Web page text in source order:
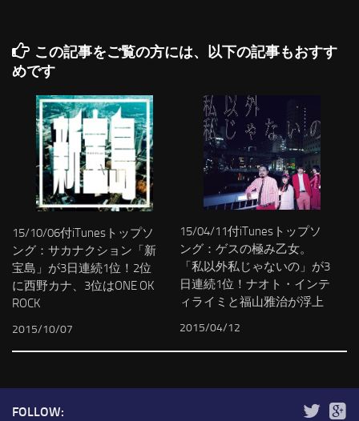
この記事をご覧の方には、以下の記事もおすす
めです
15/10/06付iTunesトップソ
ング：サカナクション「新
宝島」が3日連続1位！2位
に西野カナ、3位はONE OK
ROCK
2015/10/07
15/04/11付iTunesトップソ
ング：ゲスの極み乙女。
「私以外私じゃないの」が3
日連続1位！ナオト・インテ
ィライミと福山雅治が浮上
2015/04/12
FOLLOW: